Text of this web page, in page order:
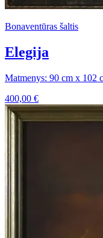
Bonaventūras šaltis
Elegija
Matmenys: 90 cm x 102
400,00 €